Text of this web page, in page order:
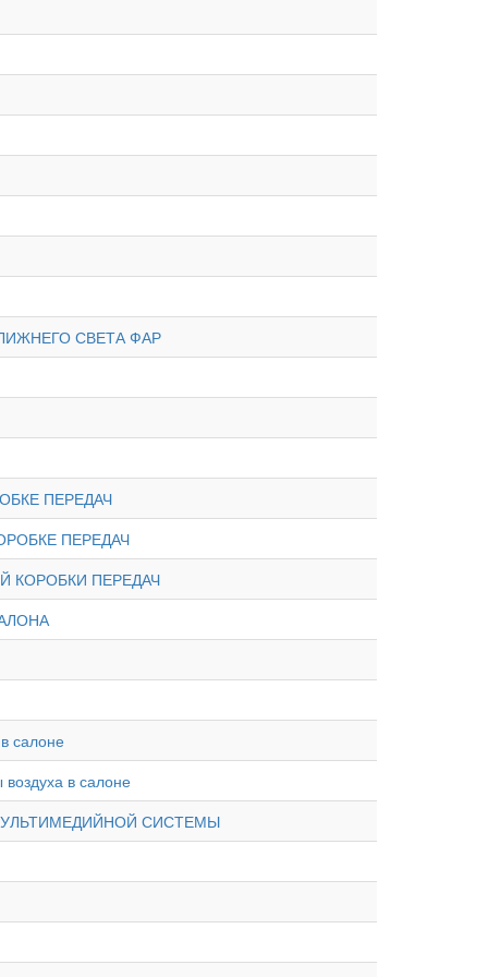
СВЕТА ФАР
ПЕРЕДАЧ
ПЕРЕДАЧ
КОРОБКИ ПЕРЕДАЧ
салоне
в салоне
СИСТЕМЫ